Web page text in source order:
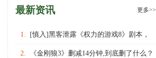
最新资讯 更多>>
1. [慎入]黑客泄露《权力的游戏8》剧本，
权力的游戏第八季什么时候上映播出？
2. 《金刚狼3》删减14分钟,到底删了什么？